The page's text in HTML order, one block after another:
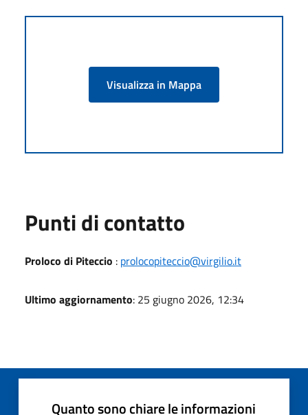
Visualizza in Mappa
Punti di contatto
Proloco di Piteccio : prolocopiteccio@virgilio.it
Ultimo aggiornamento: 25 giugno 2026, 12:34
Quanto sono chiare le informazioni